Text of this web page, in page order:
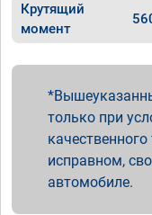
Крутящий
момент
только при
исправном,
автомобиле.